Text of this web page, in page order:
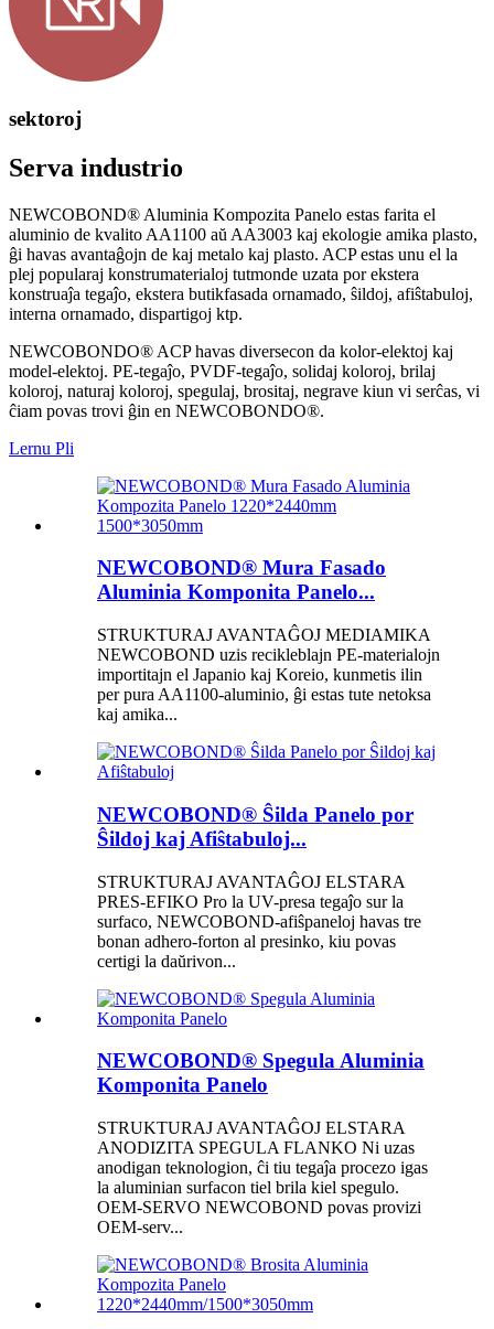
sektoroj
Serva industrio
NEWCOBOND® Aluminia Kompozita Panelo estas farita el
aluminio de kvalito AA1100 aŭ AA3003 kaj ekologie amika plasto,
ĝi havas avantaĝojn de kaj metalo kaj plasto. ACP estas unu el la
plej popularaj konstrumaterialoj tutmonde uzata por ekstera
konstruaĵa tegaĵo, ekstera butikfasada ornamado, ŝildoj, afiŝtabuloj,
interna ornamado, dispartigoj ktp.
NEWCOBONDO® ACP ​​havas diversecon da kolor-elektoj kaj
model-elektoj. PE-tegaĵo, PVDF-tegaĵo, solidaj koloroj, brilaj
koloroj, naturaj koloroj, spegulaj, brositaj, negrave kiun vi serĉas, vi
ĉiam povas trovi ĝin en NEWCOBONDO®.
Lernu Pli
NEWCOBOND® Mura Fasado
Aluminia Komponita Panelo...
STRUKTURAJ AVANTAĜOJ MEDIAMIKA
NEWCOBOND uzis recikleblajn PE-materialojn
importitajn el Japanio kaj Koreio, kunmetis ilin
per pura AA1100-aluminio, ĝi estas tute netoksa
kaj amika...
NEWCOBOND® Ŝilda Panelo por
Ŝildoj kaj Afiŝtabuloj...
STRUKTURAJ AVANTAĜOJ ELSTARA
PRES-EFIKO Pro la UV-presa tegaĵo sur la
surfaco, NEWCOBOND-afiŝpaneloj havas tre
bonan adhero-forton al presinko, kiu povas
certigi la daŭrivon...
NEWCOBOND® Spegula Aluminia
Komponita Panelo
STRUKTURAJ AVANTAĜOJ ELSTARA
ANODIZITA SPEGULA FLANKO Ni uzas
anodigan teknologion, ĉi tiu tegaĵa procezo igas
la aluminian surfacon tiel brila kiel spegulo.
OEM-SERVO NEWCOBOND povas provizi
OEM-serv...